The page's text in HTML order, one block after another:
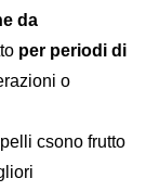
da
per periodi di
o
csono frutto